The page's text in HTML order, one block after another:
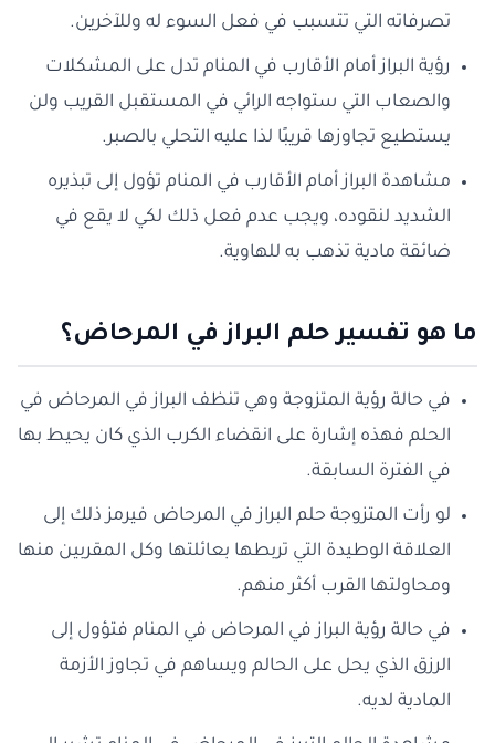
تصرفاته التي تتسبب في فعل السوء له وللآخرين.
رؤية البراز أمام الأقارب في المنام تدل على المشكلات
والصعاب التي ستواجه الرائي في المستقبل القريب ولن
يستطيع تجاوزها قريبًا لذا عليه التحلي بالصبر.
مشاهدة البراز أمام الأقارب في المنام تؤول إلى تبذيره
الشديد لنقوده، ويجب عدم فعل ذلك لكي لا يقع في
ضائقة مادية تذهب به للهاوية.
ما هو تفسير حلم البراز في المرحاض؟
في حالة رؤية المتزوجة وهي تنظف البراز في المرحاض في
الحلم فهذه إشارة على انقضاء الكرب الذي كان يحيط بها
في الفترة السابقة.
لو رأت المتزوجة حلم البراز في المرحاض فيرمز ذلك إلى
العلاقة الوطيدة التي تربطها بعائلتها وكل المقربين منها
ومحاولتها القرب أكثر منهم.
في حالة رؤية البراز في المرحاض في المنام فتؤول إلى
الرزق الذي يحل على الحالم ويساهم في تجاوز الأزمة
المادية لديه.